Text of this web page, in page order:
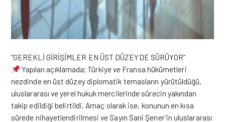
“GEREKLİ GİRİŞİMLER EN ÜST DÜZEYDE SÜRÜYOR”
Yapılan açıklamada; Türkiye ve Fransa hükümetleri
nezdinde en üst düzey diplomatik temasların yürütüldüğü,
uluslararası ve yerel hukuk mercilerinde sürecin yakından
takip edildiği belirtildi. Amaç olarak ise, konunun en kısa
sürede nihayetlendirilmesi ve Sayın Sani Şener’in uluslararası